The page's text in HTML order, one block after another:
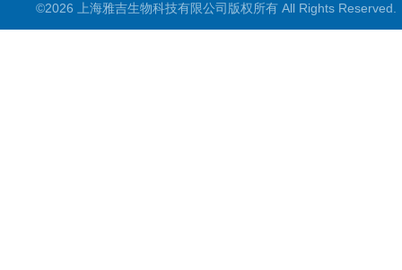
©2026 上海雅吉生物科技有限公司版权所有 All Rights